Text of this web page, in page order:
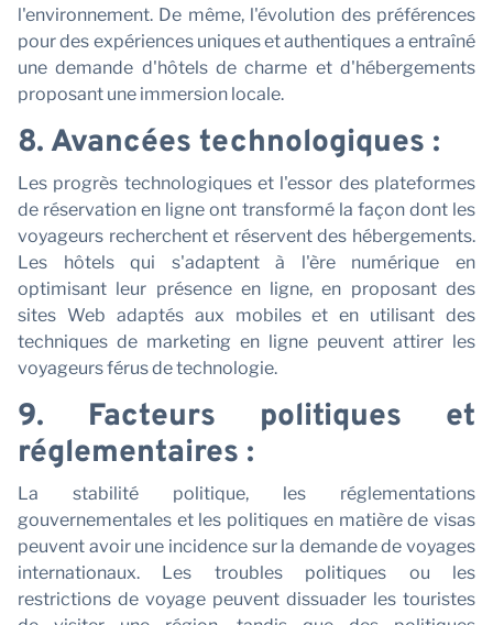
l'environnement. De même, l'évolution des préférences
pour des expériences uniques et authentiques a entraîné
une demande d'hôtels de charme et d'hébergements
proposant une immersion locale.
8. Avancées technologiques :
Les progrès technologiques et l'essor des plateformes
de réservation en ligne ont transformé la façon dont les
voyageurs recherchent et réservent des hébergements.
Les hôtels qui s'adaptent à l'ère numérique en
optimisant leur présence en ligne, en proposant des
sites Web adaptés aux mobiles et en utilisant des
techniques de marketing en ligne peuvent attirer les
voyageurs férus de technologie.
9. Facteurs politiques et
réglementaires :
La stabilité politique, les réglementations
gouvernementales et les politiques en matière de visas
peuvent avoir une incidence sur la demande de voyages
internationaux. Les troubles politiques ou les
restrictions de voyage peuvent dissuader les touristes